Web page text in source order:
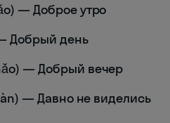
— Доброе утро
Добрый день
— Добрый вечер
— Давно не виделись